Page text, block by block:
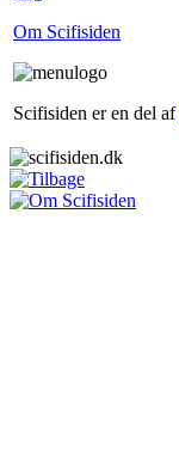
Om Scifisiden
Scifisiden er en del af